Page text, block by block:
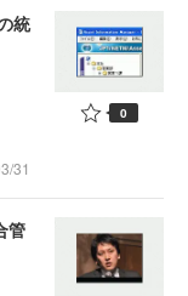
統
31
0
管